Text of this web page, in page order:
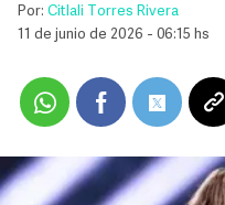
Por: Citlali Torres Rivera
11 de junio de 2026 - 06:15 hs